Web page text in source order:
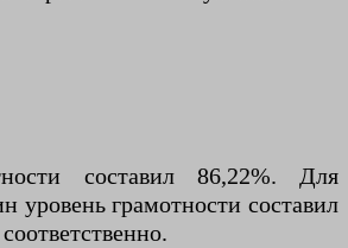
составил 86,22%. Для
грамотности составил